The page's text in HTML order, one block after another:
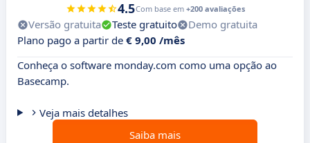
4.5Com base em +200 avaliações
Versão gratuita Teste gratuito
Demo gratuita
Plano pago a partir de € 9,00 /mês
Conheça o software monday.com como uma opção ao
Basecamp.
Veja mais detalhes
Saiba mais